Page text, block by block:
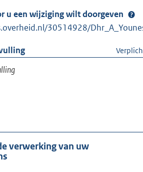
u een wijziging wilt doorgeven
30514928/
verwerking van uw